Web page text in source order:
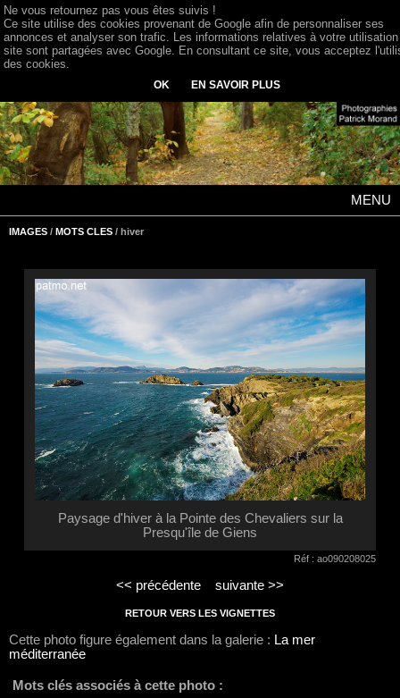
MENU
IMAGES / MOTS CLES / hiver
Paysage d'hiver à la Pointe des Chevaliers sur la
Presqu'île de Giens
Réf : ao090208025
<< précédente suivante >>
RETOUR VERS LES VIGNETTES
Cette photo figure également dans la galerie : La mer
méditerranée
Mots clés associés à cette photo :
Ne vous retournez pas vous êtes suivis !
Ce site utilise des cookies provenant de Google afin de personnaliser ses
annonces et analyser son trafic. Les informations relatives à votre
site sont partagées avec Google. En consultant ce site, vous acceptez
des cookies.
OK EN SAVOIR PLUS